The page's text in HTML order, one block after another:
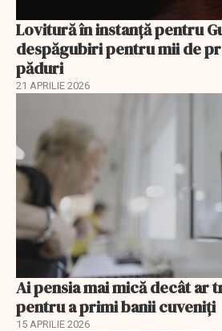
Lovitură în instanță pentru
despăgubiri pentru mii de
păduri
21 APRILIE 2026
Ai pensia mai mică decât ar
pentru a primi banii cuveniţi
15 APRILIE 2026